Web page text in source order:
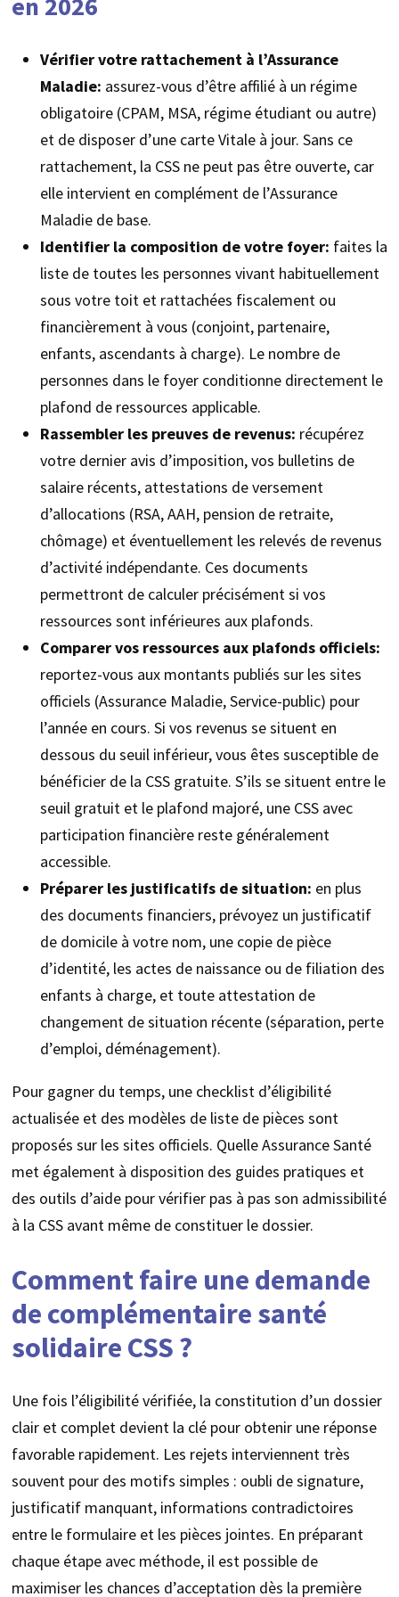
Vérifier votre rattachement à l’Assurance
Maladie: assurez-vous d’être affilié à un régime
obligatoire (CPAM, MSA, régime étudiant ou autre)
et de disposer d’une carte Vitale à jour. Sans ce
rattachement, la CSS ne peut pas être ouverte, car
elle intervient en complément de l’Assurance
Maladie de base.
Identifier la composition de votre foyer: faites la
liste de toutes les personnes vivant habituellement
sous votre toit et rattachées fiscalement ou
financièrement à vous (conjoint, partenaire,
enfants, ascendants à charge). Le nombre de
personnes dans le foyer conditionne directement le
plafond de ressources applicable.
Rassembler les preuves de revenus: récupérez
votre dernier avis d’imposition, vos bulletins de
salaire récents, attestations de versement
d’allocations (RSA, AAH, pension de retraite,
chômage) et éventuellement les relevés de revenus
d’activité indépendante. Ces documents
permettront de calculer précisément si vos
ressources sont inférieures aux plafonds.
Comparer vos ressources aux plafonds officiels:
reportez-vous aux montants publiés sur les sites
officiels (Assurance Maladie, Service-public) pour
l’année en cours. Si vos revenus se situent en
dessous du seuil inférieur, vous êtes susceptible de
bénéficier de la CSS gratuite. S’ils se situent entre le
seuil gratuit et le plafond majoré, une CSS avec
participation financière reste généralement
accessible.
Préparer les justificatifs de situation: en plus
des documents financiers, prévoyez un justificatif
de domicile à votre nom, une copie de pièce
d’identité, les actes de naissance ou de filiation des
enfants à charge, et toute attestation de
changement de situation récente (séparation, perte
d’emploi, déménagement).
Pour gagner du temps, une checklist d’éligibilité
actualisée et des modèles de liste de pièces sont
proposés sur les sites officiels. Quelle Assurance Santé
met également à disposition des guides pratiques et
des outils d’aide pour vérifier pas à pas son admissibilité
à la CSS avant même de constituer le dossier.
Comment faire une demande
de complémentaire santé
solidaire CSS ?
Une fois l’éligibilité vérifiée, la constitution d’un dossier
clair et complet devient la clé pour obtenir une réponse
favorable rapidement. Les rejets interviennent très
souvent pour des motifs simples : oubli de signature,
justificatif manquant, informations contradictoires
entre le formulaire et les pièces jointes. En préparant
chaque étape avec méthode, il est possible de
maximiser les chances d’acceptation dès la première